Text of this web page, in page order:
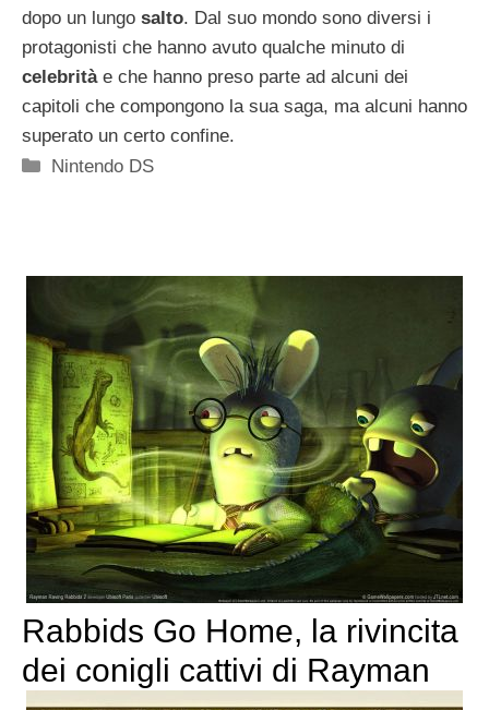
dopo un lungo salto. Dal suo mondo sono diversi i
protagonisti che hanno avuto qualche minuto di
celebrità e che hanno preso parte ad alcuni dei
capitoli che compongono la sua saga, ma alcuni hanno
superato un certo confine.
Categorie
Nintendo DS
Rabbids Go Home, la rivincita
dei conigli cattivi di Rayman